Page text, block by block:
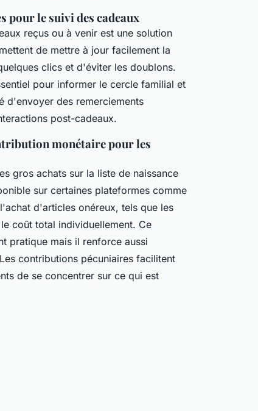
pour le suivi des cadeaux
reçus ou à venir est une solution
de mettre à jour facilement la
clics et d'éviter les doublons.
pour informer le cercle familial et
d'envoyer des remerciements
post-cadeaux.
monétaire pour les
gros achats sur la liste de naissance
sur certaines plateformes comme
d'articles onéreux, tels que les
coût total individuellement. Ce
pratique mais il renforce aussi
contributions pécuniaires facilitent
de se concentrer sur ce qui est